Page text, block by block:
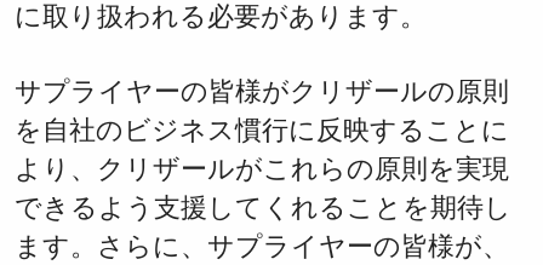
に取り扱われる必要があります。
サプライヤーの皆様がクリザールの原則
を自社のビジネス慣行に反映することに
より、クリザールがこれらの原則を実現
できるよう支援してくれることを期待し
ます。さらに、サプライヤーの皆様が、